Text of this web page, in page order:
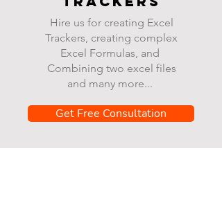
Hire us for creating Excel
Trackers, creating complex
Excel Formulas, and
Combining two excel files
and many more...
Get Free Consultation